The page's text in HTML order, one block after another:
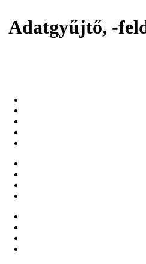
Adatgyűjtő, -